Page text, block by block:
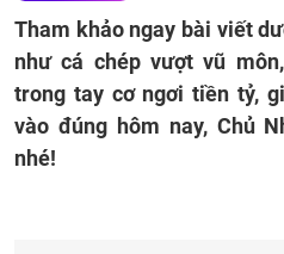
Tham khảo ngay bài viết
như cá chép vượt vũ
trong tay cơ ngơi tiền tỷ,
vào đúng hôm nay, Chủ
nhé!